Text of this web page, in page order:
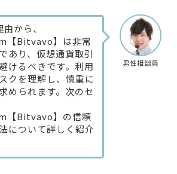
男性相談員
から、
【Bitvavo】は非常
あり、仮想通貨取引
けるべきです。利用
クを理解し、慎重に
められます。次のセ
【Bitvavo】の信頼
について詳しく紹介